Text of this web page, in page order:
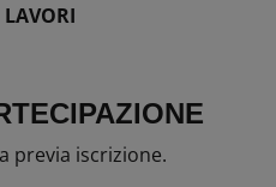
previa iscrizione.